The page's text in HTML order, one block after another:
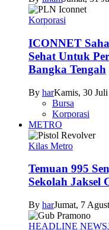
Korporasi
ICONNET
Sehat Untuk
Bangka Tengah
By harKamis, 30
Bursa
Korporasi
METRO
Kilas Metro
Temuan 995
Sekolah Jaksel
By harJumat, 7
HEADLINE NEWS